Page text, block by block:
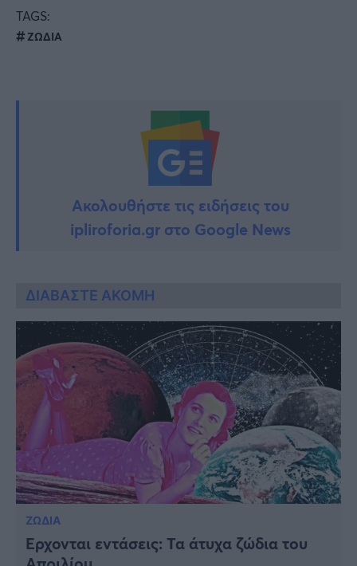
TAGS:
ΖΩΔΙΑ
Ακολουθήστε τις ειδήσεις του
ipliroforia.gr στο Google News
ΔΙΑΒΑΣΤΕ ΑΚΟΜΗ
ΖΩΔΙΑ
Έρχονται εντάσεις: Τα άτυχα ζώδια του